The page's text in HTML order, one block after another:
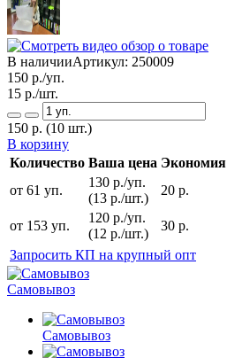
В наличииАртикул: 250009
150 р./уп.
15 р./шт.
150 р. (10 шт.)
В корзину
Количество Ваша цена Экономия
от 61 уп.
130 р./уп.
(13 р./шт.)
20 р.
от 153 уп.
120 р./уп.
(12 р./шт.)
30 р.
Запросить КП на крупный опт
Самовывоз
Самовывоз